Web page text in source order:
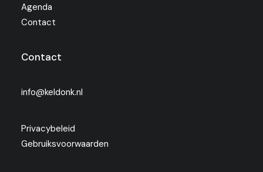
Agenda
Contact
Contact
info@keldonk.nl
Privacybeleid
Gebruiksvoorwaarden